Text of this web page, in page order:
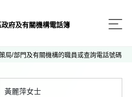
府及有關機構電話簿
局/部門及有關機構的職員或查詢電話號碼
黃麗萍女士